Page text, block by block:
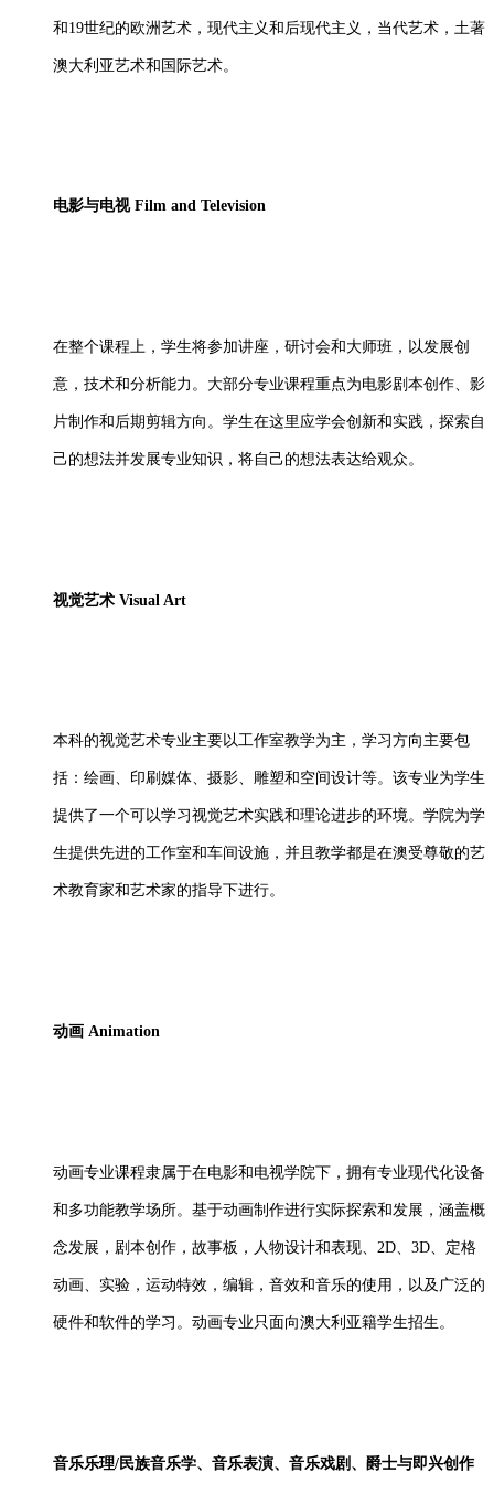
和19世纪的欧洲艺术，现代主义和后现代主义，当代艺术，土著
澳大利亚艺术和国际艺术。
电影与电视Film and Television
在整个课程上，学生将参加讲座，研讨会和大师班，以发展创
意，技术和分析能力。大部分专业课程重点为电影剧本创作、影
片制作和后期剪辑方向。学生在这里应学会创新和实践，探索自
己的想法并发展专业知识，将自己的想法表达给观众。
视觉艺术 Visual Art
本科的视觉艺术专业主要以工作室教学为主，学习方向主要包
括：绘画、印刷媒体、摄影、雕塑和空间设计等。该专业为学生
提供了一个可以学习视觉艺术实践和理论进步的环境。学院为学
生提供先进的工作室和车间设施，并且教学都是在澳受尊敬的艺
术教育家和艺术家的指导下进行。
动画 Animation
动画专业课程隶属于在电影和电视学院下，拥有专业现代化设备
和多功能教学场所。基于动画制作进行实际探索和发展，涵盖概
念发展，剧本创作，故事板，人物设计和表现、 2D、3D、定格
动画、实验，运动特效，编辑，音效和音乐的使用，以及广泛的
硬件和软件的学习。动画专业只面向澳大利亚籍学生招生。
音乐乐理/民族音乐学、音乐表演、音乐戏剧、爵士与即兴创作